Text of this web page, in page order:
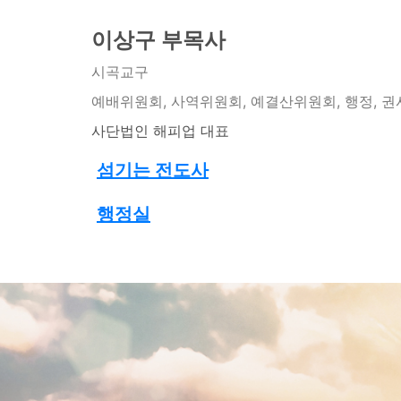
이상구 부목사
시곡교구
예배위원회, 사역위원회, 예결산위원회, 행정, 권
사단법인 해피업 대표
섬기는 전도사
행정실